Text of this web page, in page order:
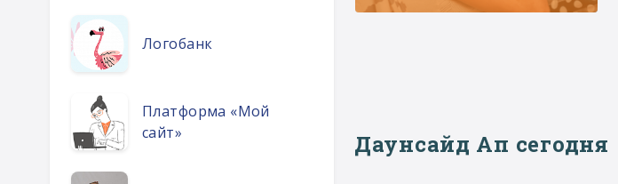
Логобанк
Платформа «Мой
сайт»
Даунсайд Ап сегодня